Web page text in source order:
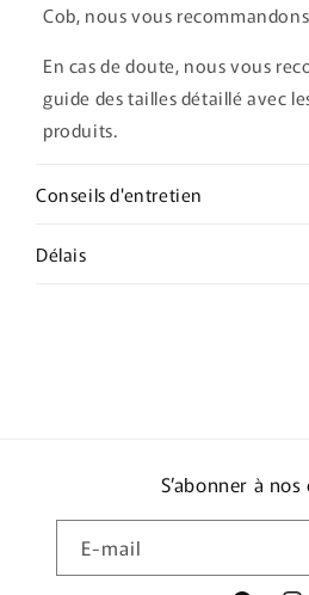
Cob, nous vous
En cas de doute, nous vous
guide des tailles détaillé avec
produits.
Conseils d'entretien
Délais
S’abonner à
E-mail